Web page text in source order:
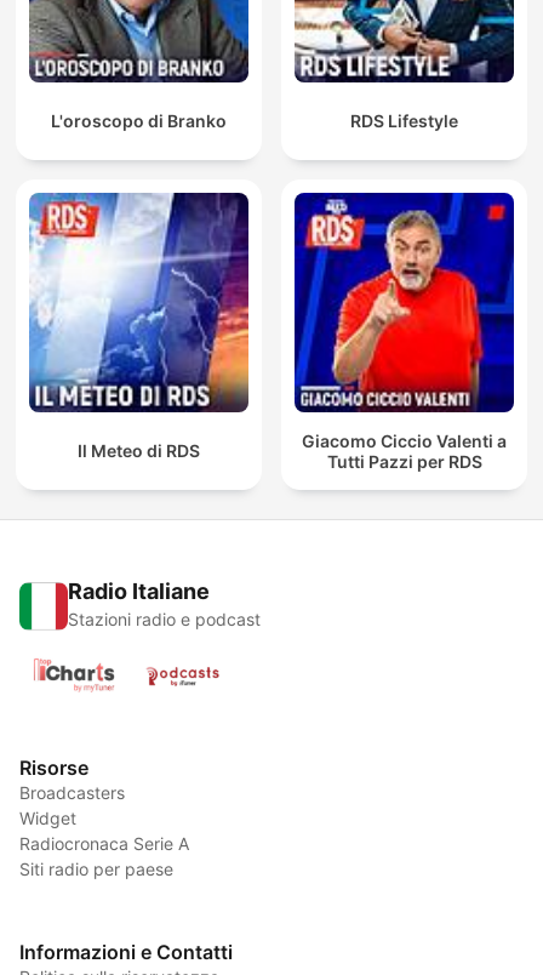
L'oroscopo di Branko RDS Lifestyle
Il Meteo di RDS
Giacomo Ciccio Valenti a
Tutti Pazzi per RDS
Radio Italiane
Stazioni radio e podcast
Risorse
Broadcasters
Widget
Radiocronaca Serie A
Siti radio per paese
Informazioni e Contatti